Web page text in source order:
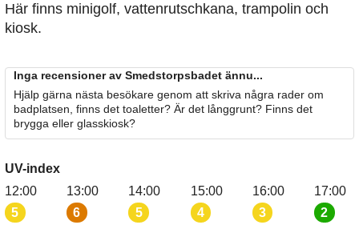
Här finns minigolf, vattenrutschkana, trampolin och
kiosk.
Inga recensioner av Smedstorpsbadet ännu...
Hjälp gärna nästa besökare genom att skriva några rader om
badplatsen, finns det toaletter? Är det långgrunt? Finns det
brygga eller glasskiosk?
UV-index
12:00
5
13:00
6
14:00
5
15:00
4
16:00
3
17:00
2